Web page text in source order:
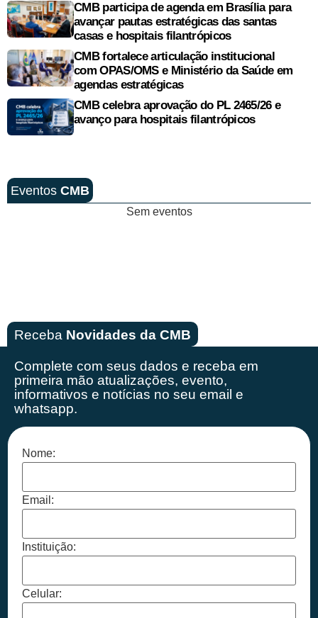
CMB participa de agenda em Brasília para
avançar pautas estratégicas das santas
casas e hospitais filantrópicos
CMB fortalece articulação institucional
com OPAS/OMS e Ministério da Saúde em
agendas estratégicas
CMB celebra aprovação do PL 2465/26 e
avanço para hospitais filantrópicos
Eventos CMB
Sem eventos
Receba Novidades da CMB
Complete com seus dados e receba em
primeira mão atualizações, evento,
informativos e notícias no seu email e
whatsapp.
Nome:
Email:
Instituição:
Celular: